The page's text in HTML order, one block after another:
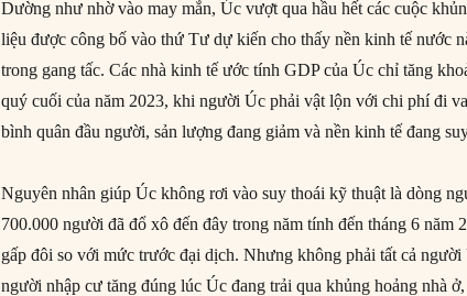
Dường như nhờ vào may mắn, Úc vượt qua hầu hết các cuộc
liệu được công bố vào thứ Tư dự kiến ​​cho thấy nền kinh tế nước
trong gang tấc. Các nhà kinh tế ước tính GDP của Úc chỉ tăng
quý cuối của năm 2023, khi người Úc phải vật lộn với chi phí đi
bình quân đầu người, sản lượng đang giảm và nền kinh tế đang
Nguyên nhân giúp Úc không rơi vào suy thoái kỹ thuật là dòng
700.000 người đã đổ xô đến đây trong năm tính đến tháng 6 năm
gấp đôi so với mức trước đại dịch. Nhưng không phải tất cả
người nhập cư tăng đúng lúc Úc đang trải qua khủng hoảng nhà